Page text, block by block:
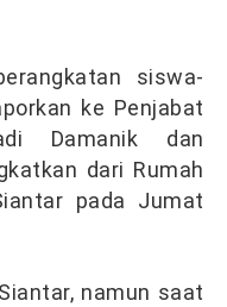
siswa-
ke Penjabat
Damanik dan
dari Rumah
pada Jumat
namun saat